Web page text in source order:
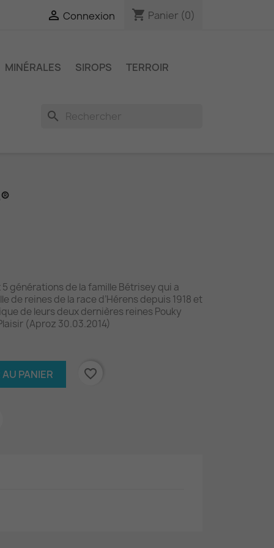
 Connexion shopping_cart Panier (0)
MINÉRALES SIROPS
TERROIR
search
générations de la famille Bétrisey qui a
de reines de la race d’Hérens depuis 1918 et
de leurs deux dernières reines Pouky
(Aproz 30.03.2014)
PANIER favorite_border